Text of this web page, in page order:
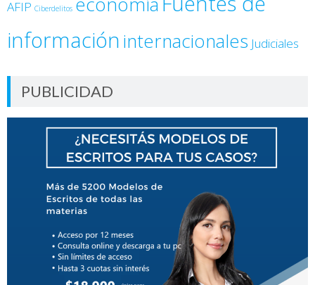
AFIP Ciberdelitos
información internacionales Judiciales
PUBLICIDAD